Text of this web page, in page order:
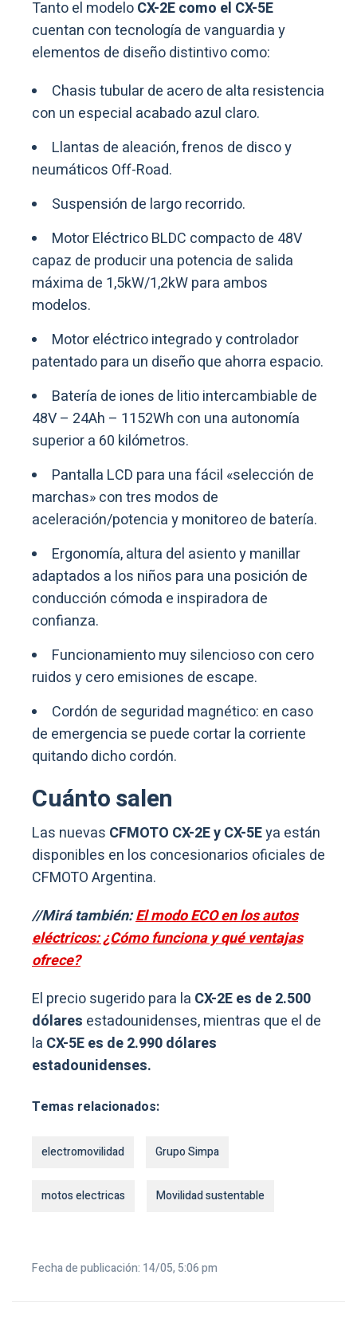
Tanto el modeloCX-2E como el CX-5E
cuentan con tecnología de vanguardia y
elementos de diseño distintivo como:
Chasis tubular de acero de alta resistencia
con un especial acabado azul claro.
Llantas de aleación, frenos de disco y
neumáticos Off-Road.
Suspensión de largo recorrido.
Motor Eléctrico BLDC compacto de 48V
capaz de producir una potencia de salida
máxima de 1,5kW/1,2kW para ambos
modelos.
Motor eléctrico integrado y controlador
patentado para un diseño que ahorra espacio.
Batería de iones de litio intercambiable de
48V – 24Ah – 1152Wh con una autonomía
superior a 60 kilómetros.
Pantalla LCD para una fácil «selección de
marchas» con tres modos de
aceleración/potencia y monitoreo de batería.
Ergonomía, altura del asiento y manillar
adaptados a los niños para una posición de
conducción cómoda e inspiradora de
confianza.
Funcionamiento muy silencioso con cero
ruidos y cero emisiones de escape.
Cordón de seguridad magnético: en caso
de emergencia se puede cortar la corriente
quitando dicho cordón.
Cuánto salen
Las nuevas CFMOTO CX-2E y CX-5Eya están
disponibles en los concesionarios oficiales de
CFMOTO Argentina.
//Mirá también:El modo ECO en los autos
eléctricos: ¿Cómo funciona y qué ventajas
ofrece?
El precio sugerido para la CX-2E es de 2.500
dólares estadounidenses, mientras que el de
la CX-5E es de 2.990 dólares
estadounidenses.
Temas relacionados:
electromovilidad Grupo Simpa
motos electricas Movilidad sustentable
Fecha de publicación: 14/05, 5:06 pm